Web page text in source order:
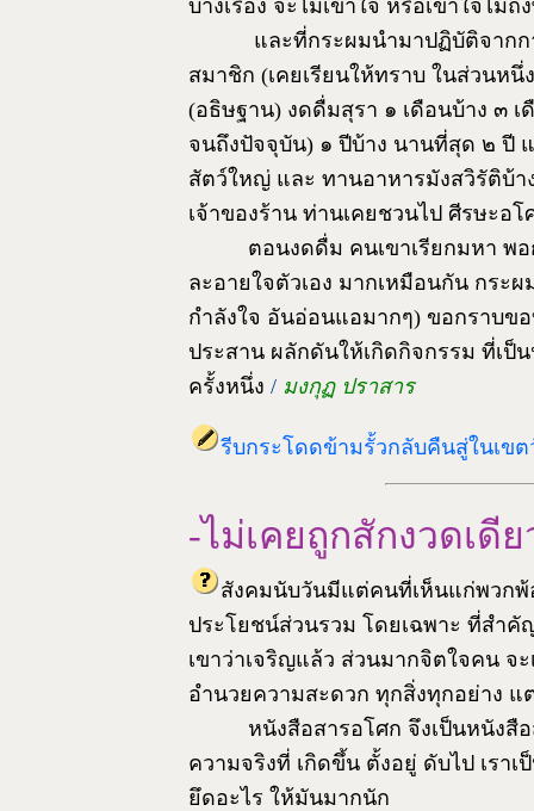
บางเรื่อง จะไม่เข้าใจ หรือเข้าใจไม่
และที่กระผมนำมาปฏิบัติจาก
สมาชิก (เคยเรียนให้ทราบ ในส่วนห
(อธิษฐาน) งดดื่มสุรา ๑ เดือนบ้าง ๓
จนถึงปัจจุบัน) ๑ ปีบ้าง นานที่สุด ๒ ปี
สัตว์ใหญ่ และ ทานอาหารมังสวิรัติบ้า
เจ้าของร้าน ท่านเคยชวนไป ศีรษะอโ
ตอนงดดื่ม คนเขาเรียกมหา พ
ละอายใจตัวเอง มากเหมือนกัน กระ
กำลังใจ อันอ่อนแอมากๆ) ขอกราบ
ประสาน ผลักดันให้เกิดกิจกรรม ที่เ
ครั้งหนึ่ง / มงกุฏ ปราสาร
รีบกระโดดข้ามรั้วกลับคืนสู่ในเข
-ไม่เคยถูกสักงวดเดีย
สังคมนับวันมีแต่คนที่เห็นแก่พวกพ้
ประโยชน์ส่วนรวม โดยเฉพาะ ที่สำ
เขาว่าเจริญแล้ว ส่วนมากจิตใจคน จ
อำนวยความสะดวก ทุกสิ่งทุกอย่าง
หนังสือสารอโศก จึงเป็นหนังสื
ความจริงที่ เกิดขึ้น ตั้งอยู่ ดับไป เรา
ยึดอะไร ให้มันมากนัก